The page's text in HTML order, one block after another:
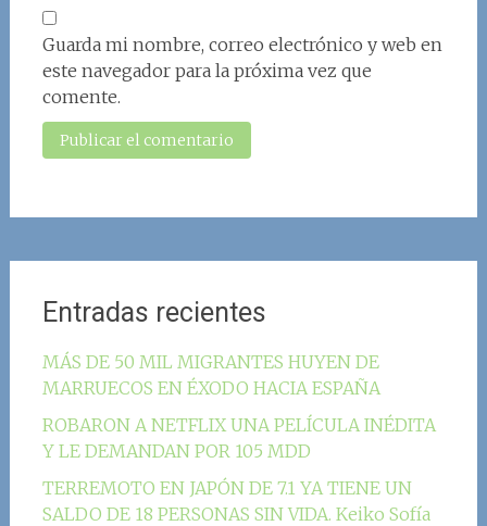
Guarda mi nombre, correo electrónico y web en
este navegador para la próxima vez que
comente.
Entradas recientes
MÁS DE 50 MIL MIGRANTES HUYEN DE
MARRUECOS EN ÉXODO HACIA ESPAÑA
ROBARON A NETFLIX UNA PELÍCULA INÉDITA
Y LE DEMANDAN POR 105 MDD
TERREMOTO EN JAPÓN DE 7.1 YA TIENE UN
SALDO DE 18 PERSONAS SIN VIDA. Keiko Sofía